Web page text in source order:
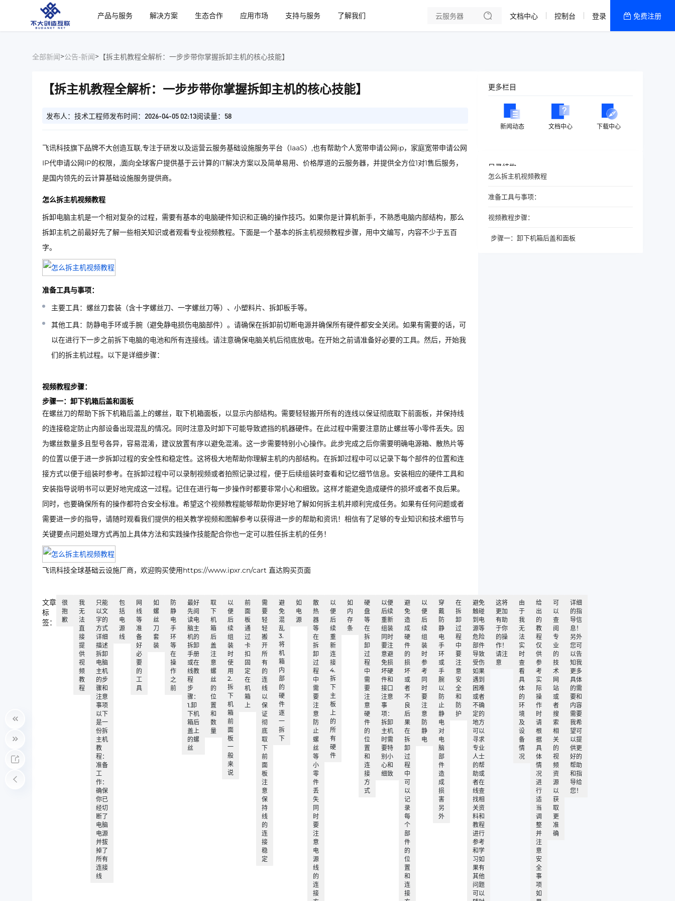
产品与服务
解决方案 生态合作 应用市场 支持与服务
了解我们
文档中心 控制台 登录 免费注册
全部新闻>公告-新闻> 【拆主机教程全解析：一步步带你掌握拆卸主机的核心技能】
【拆主机教程全解析：一步步带你掌握拆卸主机的核心技能】
发布人：技术工程师发布时间：2026-04-05 02:13阅读量：58
飞讯科技旗下品牌不大创造互联,专注于研发以及运营云服务基础设施服务平台（IaaS）,也有帮助个人宽带申请公网ip，家庭宽带申请公网
IP代申请公网IP的权限，,面向全球客户提供基于云计算的IT解决方案以及简单易用、价格厚道的云服务器，并提供全方位1对1售后服务，
是国内领先的云计算基础设施服务提供商。
怎么拆主机视频教程
拆卸电脑主机是一个相对复杂的过程，需要有基本的电脑硬件知识和正确的操作技巧。如果你是计算机新手，不熟悉电脑内部结构，那么
拆卸主机之前最好先了解一些相关知识或者观看专业视频教程。下面是一个基本的拆主机视频教程步骤，用中文编写，内容不少于五百
字。
准备工具与事项：
主要工具：螺丝刀套装（含十字螺丝刀、一字螺丝刀等）、小塑料片、拆卸板手等。
其他工具：防静电手环或手腕（避免静电损伤电脑部件）。请确保在拆卸前切断电源并确保所有硬件都安全关闭。如果有需要的话，可
以在进行下一步之前拆下电脑的电池和所有连接线。请注意确保电脑关机后彻底放电。在开始之前请准备好必要的工具。然后，开始我
们的拆主机过程。以下是详细步骤：
视频教程步骤：
步骤一：卸下机箱后盖和面板
在螺丝刀的帮助下拆下机箱后盖上的螺丝，取下机箱面板，以显示内部结构。需要轻轻搬开所有的连线以保证彻底取下前面板，并保持线
的连接稳定防止内部设备出现混乱的情况。同时注意及时卸下可能导致遮挡的机器硬件。在此过程中需要注意防止螺丝等小零件丢失。因
为螺丝数量多且型号各异，容易混淆，建议放置有序以避免混淆。这一步需要特别小心操作。此步完成之后你需要明确电源箱、散热片等
的位置以便于进一步拆卸过程的安全性和稳定性。这将极大地帮助你理解主机的内部结构。在拆卸过程中可以记录下每个部件的位置和连
接方式以便于组装时参考。在拆卸过程中可以录制视频或者拍照记录过程，便于后续组装时查看和记忆细节信息。安装相应的硬件工具和
安装指导说明书可以更好地完成这一过程。记住在进行每一步操作时都要非常小心和细致。这样才能避免造成硬件的损坏或者不良后果。
同时，也要确保所有的操作都符合安全标准。希望这个视频教程能够帮助你更好地了解如何拆主机并顺利完成任务。如果有任何问题或者
需要进一步的指导，请随时观看我们提供的相关教学视频和图解参考以获得进一步的帮助和资讯！相信有了足够的专业知识和技术细节与
关键要点问题处理方式再加上具体方法和实践操作技能配合你也一定可以胜任拆主机的任务！
飞讯科技全球基础云设施厂商，欢迎购买使用https://www.ipxr.cn/cart 直达购买页面
文章
标
签：
很
抱
歉
我
无
法
直
接
提
供
视
频
教
程
只能
以文
字的
方式
详细
描述
拆卸
电脑
主机
的步
骤和
注意
事项
以下
是一
份拆
主机
教
程：
准备
工
作：
确保
你已
经切
断了
电脑
电源
并拔
掉了
所有
连接
线
包
括
电
源
线
网
线
等
准
备
好
必
要
的
工
具
如
螺
丝
刀
套
装
防
静
电
手
环
等
在
操
作
之
前
最好
先阅
读电
脑主
机的
拆卸
手册
或在
线教
程
步
骤：
1.卸
下机
箱后
盖上
的螺
丝
取
下
机
箱
后
盖
注
意
螺
丝
的
位
置
和
数
量
以
便
后
续
组
装
时
使
用
2.
拆
下
机
箱
前
面
板
一
般
来
说
前
面
板
通
过
卡
扣
固
定
在
机
箱
上
需
要
轻
轻
搬
开
所
有
的
连
线
以
保
证
彻
底
取
下
前
面
板
注
意
保
持
线
的
连
接
稳
定
避
免
混
乱
3.
将
机
箱
内
部
的
硬
件
逐
一
拆
下
如
电
源
散
热
器
等
在
拆
卸
过
程
中
需
要
注
意
防
止
螺
丝
等
小
零
件
丢
失
同
时
要
注
意
电
源
线
的
连
接
以
便
后
续
重
新
连
接
4.
拆
下
主
板
上
的
所
有
硬
件
如
内
存
条
硬
盘
等
在
拆
卸
过
程
中
需
要
注
意
硬
件
的
位
置
和
连
接
方
式
以便
后续
重新
组装
同时
要注
意避
免损
坏硬
件和
接口
注意
事
项：
拆卸
主机
时需
要特
别小
心和
细致
避
免
造
成
硬
件
的
损
坏
或
者
不
良
后
果
在
拆
卸
过
程
中
可
以
记
录
每
个
部
件
的
位
置
和
连
接
以
便
后
续
组
装
时
参
考
同
时
要
注
意
防
静
电
穿
戴
防
静
电
手
环
或
手
腕
以
防
止
静
电
对
电
脑
部
件
造
成
损
害
另
外
在
拆
卸
过
程
中
要
注
意
安
全
和
防
护
避免
触碰
到电
源等
危险
部件
导致
受伤
如果
遇到
困难
或者
不确
定的
地方
可以
寻求
专业
人士
的帮
助或
者在
线查
找相
关资
料和
教程
进行
参考
和学
习如
果有
其他
问题
可以
这将
更加
有助
于你
的操
作！
请注
意
由
于
我
无
法
实
时
查
看
具
体
的
环
境
及
设
备
情
况
给
出
的
教
程
仅
供
参
考
实
际
操
作
时
请
根
据
具
体
情
况
进
行
适
当
调
整
并
注
意
安
全
事
项
如
可
以
查
阅
专
业
的
技
术
网
站
或
者
搜
索
相
关
的
视
频
资
源
以
获
取
更
准
确
详细
的指
导信
息！
另外
您可
以告
知我
更多
具体
的需
要和
内容
需要
我希
望可
以提
供更
好的
帮助
和指
导给
您！
更多栏目
新闻动态 文档中心 下载中心
目录结构
怎么拆主机视频教程
准备工具与事项：
视频教程步骤：
步骤一：卸下机箱后盖和面板